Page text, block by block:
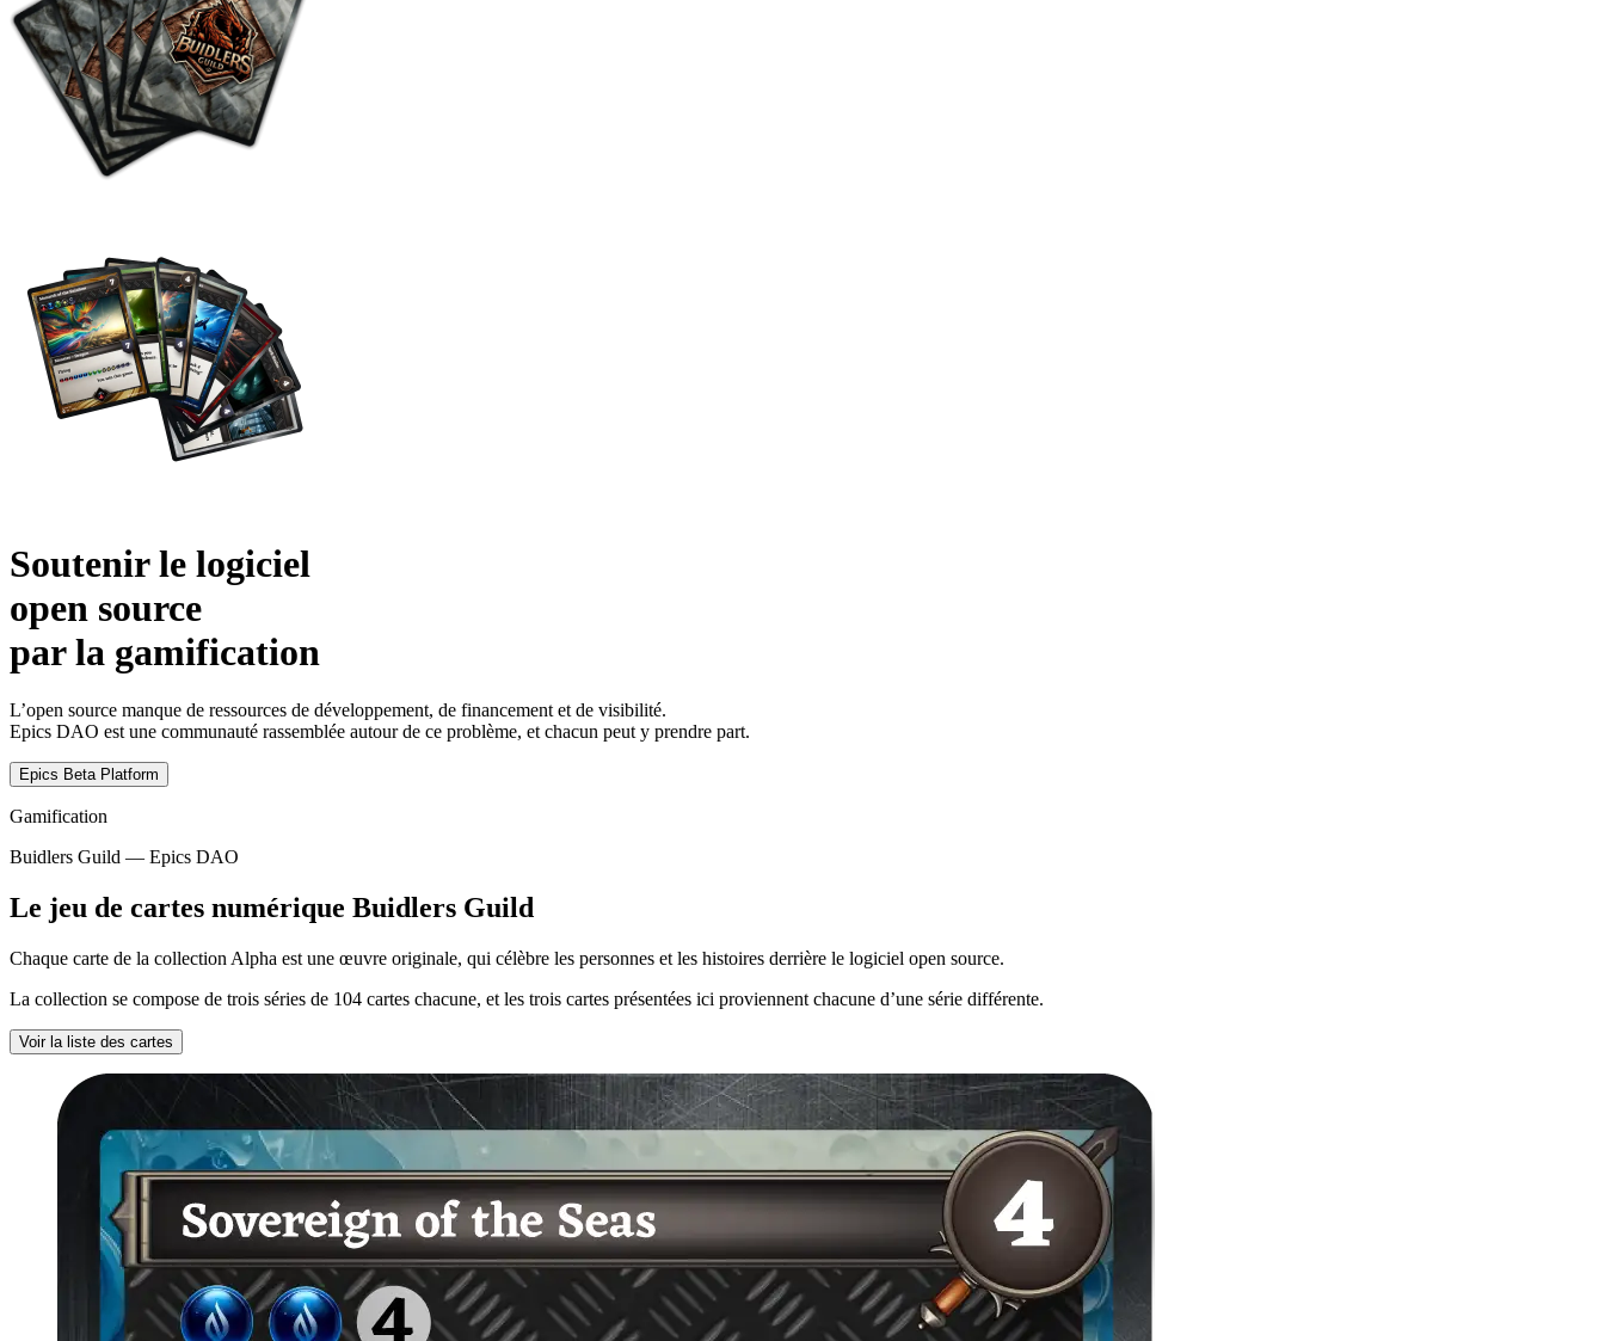
Soutenir le logiciel
open source
par la gamification
L’open source manque de ressources de développement, de financement et de visibilité.
Epics DAO est une communauté rassemblée autour de ce problème, et chacun peut y prendre part.
Epics Beta Platform
Gamification
Buidlers Guild — Epics DAO
Le jeu de cartes numérique Buidlers Guild
Chaque carte de la collection Alpha est une œuvre originale, qui célèbre les personnes et les histoires derrière le logiciel open source.
La collection se compose de trois séries de 104 cartes chacune, et les trois cartes présentées ici proviennent chacune d’une série différente.
Voir la liste des cartes